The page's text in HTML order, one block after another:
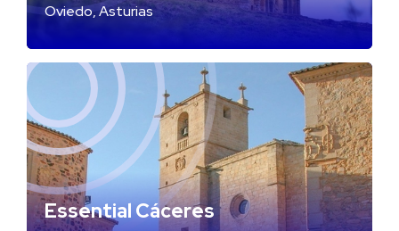
Oviedo, Asturias
Essential Cáceres